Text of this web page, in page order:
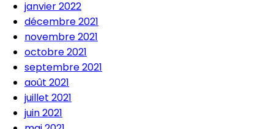
janvier 2022
décembre 2021
novembre 2021
octobre 2021
septembre 2021
août 2021
juillet 2021
juin 2021